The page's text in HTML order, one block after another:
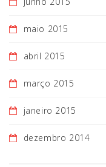
maio 2015
abril 2015
março 2015
janeiro 2015
dezembro 2014